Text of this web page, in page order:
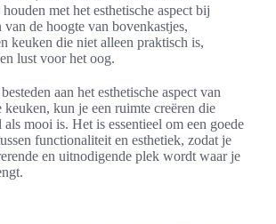
met het esthetische aspect bij
van de hoogte van bovenkastjes,
keuken die niet alleen praktisch is,
lust voor het oog.
aan het esthetische aspect van
keuken, kun je een ruimte creëren die
mooi is. Het is essentieel om een goede
functionaliteit en esthetiek, zodat je
en uitnodigende plek wordt waar je